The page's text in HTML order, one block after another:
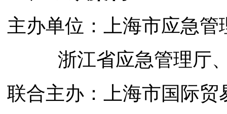
主办单位：上海市应急
浙江省应急管理厅、
联合主办：上海市国际贸